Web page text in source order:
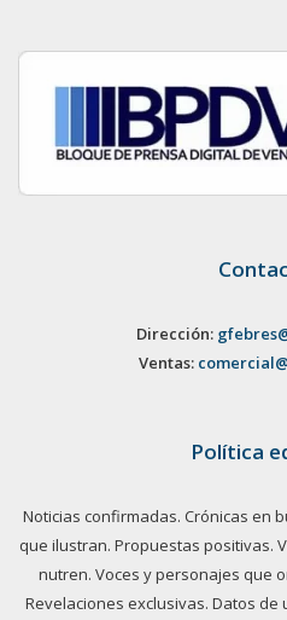
Dirección:
Ventas:
Política
Noticias confirmadas. Crónicas en
que ilustran. Propuestas positivas.
nutren. Voces y personajes que
Revelaciones exclusivas. Datos de